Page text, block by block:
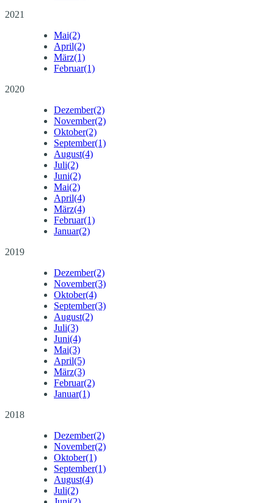
2021
Mai(2)
April(2)
März(1)
Februar(1)
2020
Dezember(2)
November(2)
Oktober(2)
September(1)
August(4)
Juli(2)
Juni(2)
Mai(2)
April(4)
März(4)
Februar(1)
Januar(2)
2019
Dezember(2)
November(3)
Oktober(4)
September(3)
August(2)
Juli(3)
Juni(4)
Mai(3)
April(5)
März(3)
Februar(2)
Januar(1)
2018
Dezember(2)
November(2)
Oktober(1)
September(1)
August(4)
Juli(2)